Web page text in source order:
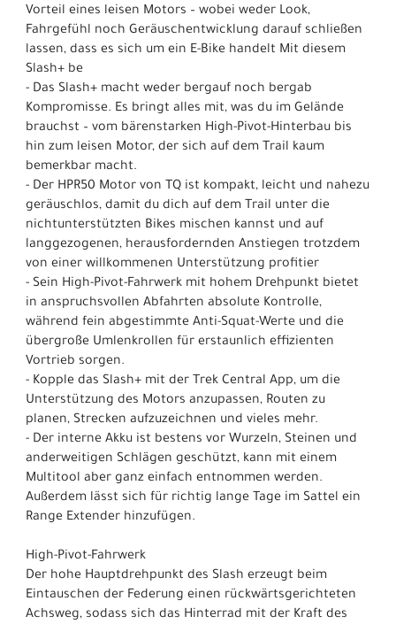
Vorteil eines leisen Motors – wobei weder Look,
Fahrgefühl noch Geräuschentwicklung darauf schließen
lassen, dass es sich um ein E-Bike handelt Mit diesem
Slash+ be
- Das Slash+ macht weder bergauf noch bergab
Kompromisse. Es bringt alles mit, was du im Gelände
brauchst – vom bärenstarken High-Pivot-Hinterbau bis
hin zum leisen Motor, der sich auf dem Trail kaum
bemerkbar macht.
- Der HPR50 Motor von TQ ist kompakt, leicht und nahezu
geräuschlos, damit du dich auf dem Trail unter die
nichtunterstützten Bikes mischen kannst und auf
langgezogenen, herausfordernden Anstiegen trotzdem
von einer willkommenen Unterstützung profitier
- Sein High-Pivot-Fahrwerk mit hohem Drehpunkt bietet
in anspruchsvollen Abfahrten absolute Kontrolle,
während fein abgestimmte Anti-Squat-Werte und die
übergroße Umlenkrollen für erstaunlich effizienten
Vortrieb sorgen.
- Kopple das Slash+ mit der Trek Central App, um die
Unterstützung des Motors anzupassen, Routen zu
planen, Strecken aufzuzeichnen und vieles mehr.
- Der interne Akku ist bestens vor Wurzeln, Steinen und
anderweitigen Schlägen geschützt, kann mit einem
Multitool aber ganz einfach entnommen werden.
Außerdem lässt sich für richtig lange Tage im Sattel ein
Range Extender hinzufügen.
High-Pivot-Fahrwerk
Der hohe Hauptdrehpunkt des Slash erzeugt beim
Eintauschen der Federung einen rückwärtsgerichteten
Achsweg, sodass sich das Hinterrad mit der Kraft des